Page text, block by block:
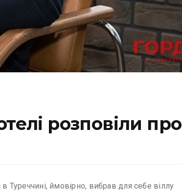
розповіли про
Туреччині, ймовірно, вибрав для себе віллу